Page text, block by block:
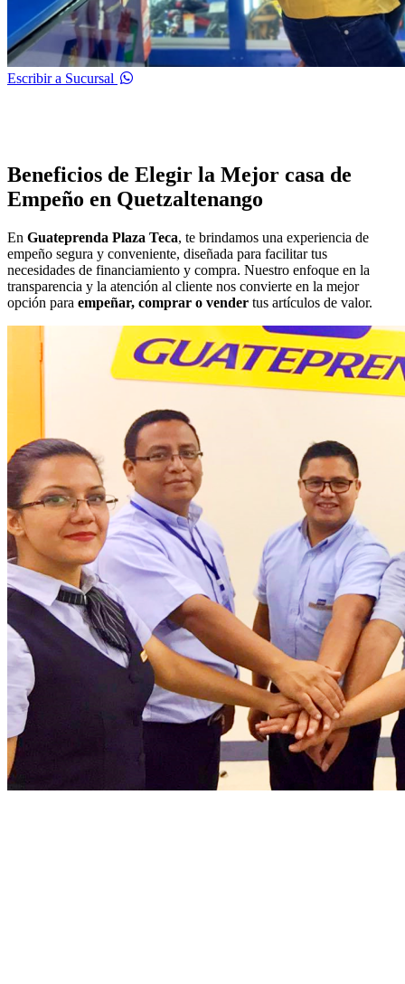
Escribir a Sucursal
Beneficios de Elegir la Mejor casa de
Empeño en Quetzaltenango
En Guateprenda Plaza Teca, te brindamos una experiencia de
empeño segura y conveniente, diseñada para facilitar tus
necesidades de financiamiento y compra. Nuestro enfoque en la
transparencia y la atención al cliente nos convierte en la mejor
opción para empeñar, comprar o vender tus artículos de valor.